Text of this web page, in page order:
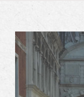
View
Larger
Image